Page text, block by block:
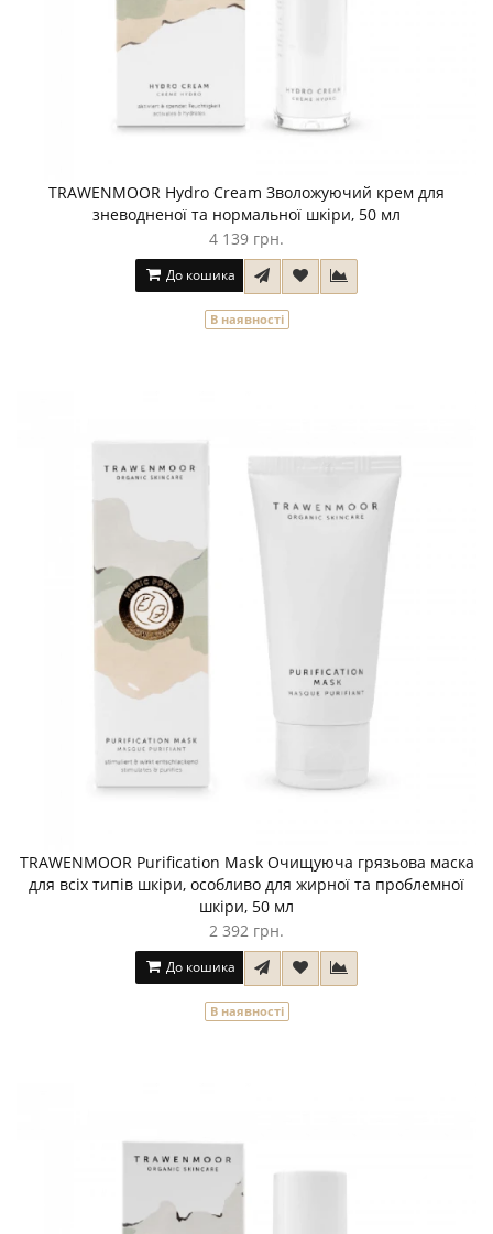
TRAWENMOOR Hydro Cream Зволожуючий крем для
зневодненої та нормальної шкіри, 50 мл
4 139 грн.
До кошика
В наявності
TRAWENMOOR Purification Mask Очищуюча грязьова маска
для всіх типів шкіри, особливо для жирної та проблемної
шкіри, 50 мл
2 392 грн.
До кошика
В наявності